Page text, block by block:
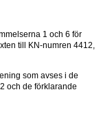
1 och 6 för
till KN-numren 4412,
som avses i de
och de förklarande